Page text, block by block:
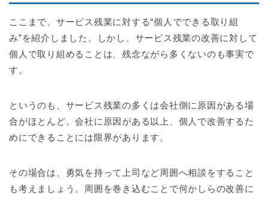
ここまで、サービス残業に対する“個人でできる取り組
み”を紹介しました。しかし、サービス残業の改善に対して
個人で取り組めることは、残念ながら多くないのも事実で
す。
というのも、サービス残業の多くは会社側に原因がある場
合がほとんど。会社に原因がある以上、個人で改善するた
めにできることには限界があります。
その場合は、勇気を持って上司など周囲へ相談をすること
も考えましょう。周囲を巻き込むことで何かしらの改善に